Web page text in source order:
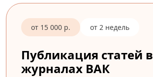
от 15 000 р. от 2 недель
Публикация статей в
журналах ВАК